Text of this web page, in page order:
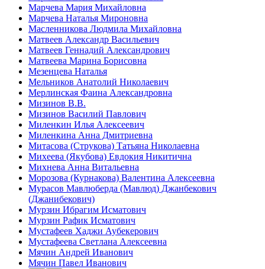
Марчева Мария Михайловна
Марчева Наталья Мироновна
Масленникова Людмила Михайловна
Матвеев Александр Васильевич
Матвеев Геннадий Александрович
Матвеева Марина Борисовна
Мезенцева Наталья
Мельников Анатолий Николаевич
Мерлинская Фаина Александровна
Мизинов В.В.
Мизинов Василий Павлович
Миленкин Илья Алексеевич
Миленкина Анна Дмитриевна
Митасова (Струкова) Татьяна Николаевна
Михеева (Якубова) Евдокия Никитична
Михнева Анна Витальевна
Морозова (Курнакова) Валентина Алексеевна
Мурасов Мавлюберда (Мавлюд) Джанбекович
(Джанибекович)
Мурзин Ибрагим Исматович
Мурзин Рафик Исматович
Мустафеев Хаджи Аубекерович
Мустафеева Светлана Алексеевна
Мячин Андрей Иванович
Мячин Павел Иванович